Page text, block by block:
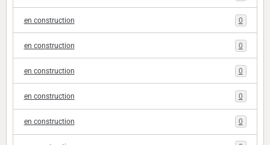
en construction 0
en construction 0
en construction 0
en construction 0
en construction 0